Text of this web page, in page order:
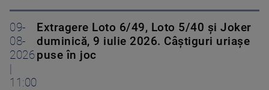
09-
08-
2026
|
11:00
Extragere Loto 6/49, Loto 5/40 și Joker
duminică, 9 iulie 2026. Câștiguri uriașe
puse în joc